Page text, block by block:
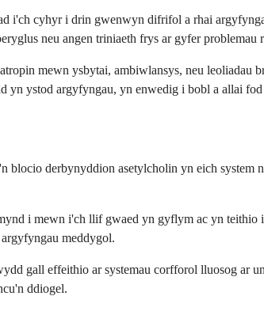
i'ch cyhyr i drin gwenwyn difrifol a rhai
neu angen triniaeth frys ar gyfer
mewn ysbytai, ambiwlansys, neu
ystod argyfyngau, yn enwedig i bobl a allai
derbynyddion asetylcholin yn eich
i mewn i'ch llif gwaed yn gyflym ac yn
meddygol.
gall effeithio ar systemau corfforol lluosog ar
ddiogel.